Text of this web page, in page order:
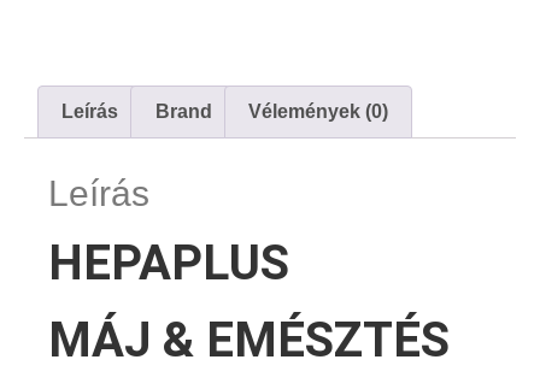
Leírás Brand Vélemények (0)
Leírás
HEPAPLUS
MÁJ & EMÉSZTÉS